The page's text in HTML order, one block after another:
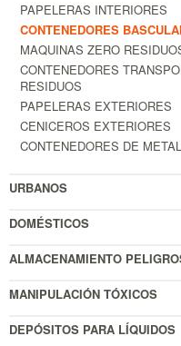
PAPELERAS INTERIORES
CONTENEDORES
MAQUINAS ZERO
CONTENEDORES
RESIDUOS
PAPELERAS EXTERIORES
CENICEROS EXTERIORES
CONTENEDORES DE
URBANOS
DOMÉSTICOS
ALMACENAMIENTO
MANIPULACIÓN TÓXICOS
DEPÓSITOS PARA LÍQUIDOS